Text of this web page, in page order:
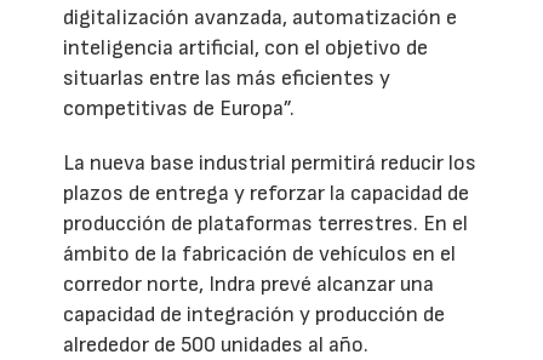
digitalización avanzada, automatización e
inteligencia artificial, con el objetivo de
situarlas entre las más eficientes y
competitivas de Europa”.
La nueva base industrial permitirá reducir los
plazos de entrega y reforzar la capacidad de
producción de plataformas terrestres. En el
ámbito de la fabricación de vehículos en el
corredor norte, Indra prevé alcanzar una
capacidad de integración y producción de
alrededor de 500 unidades al año.